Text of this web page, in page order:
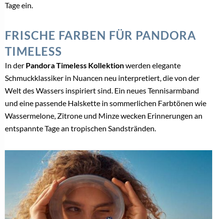
Tage ein.
FRISCHE FARBEN FÜR PANDORA
TIMELESS
In der Pandora Timeless Kollektionwerden elegante
Schmuckklassiker in Nuancen neu interpretiert, die von der
Welt des Wassers inspiriert sind. Ein neues Tennisarmband
und eine passende Halskette in sommerlichen Farbtönen wie
Wassermelone, Zitrone und Minze wecken Erinnerungen an
entspannte Tage an tropischen Sandstränden.